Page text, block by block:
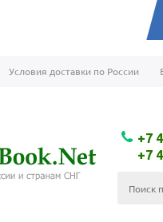
Условия доставки по России
+7
+7